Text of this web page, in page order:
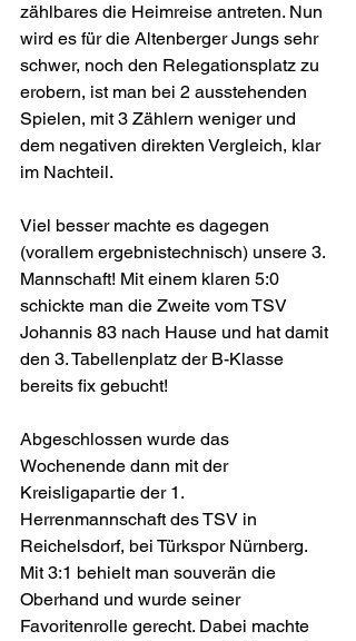
zählbares die Heimreise antreten. Nun
wird es für die Altenberger Jungs sehr
schwer, noch den Relegationsplatz zu
erobern, ist man bei 2 ausstehenden
Spielen, mit 3 Zählern weniger und
dem negativen direkten Vergleich, klar
im Nachteil.
Viel besser machte es dagegen
(vorallem ergebnistechnisch) unsere 3.
Mannschaft! Mit einem klaren 5:0
schickte man die Zweite vom TSV
Johannis 83 nach Hause und hat damit
den 3. Tabellenplatz der B-Klasse
bereits fix gebucht!
Abgeschlossen wurde das
Wochenende dann mit der
Kreisligapartie der 1.
Herrenmannschaft des TSV in
Reichelsdorf, bei Türkspor Nürnberg.
Mit 3:1 behielt man souverän die
Oberhand und wurde seiner
Favoritenrolle gerecht. Dabei machte